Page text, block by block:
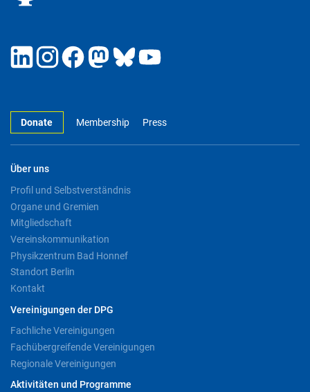
Donate Membership Press
Über uns
Profil und Selbstverständnis
Organe und Gremien
Mitgliedschaft
Vereinskommunikation
Physikzentrum Bad Honnef
Standort Berlin
Kontakt
Vereinigungen der DPG
Fachliche Vereinigungen
Fachübergreifende Vereinigungen
Regionale Vereinigungen
Aktivitäten und Programme